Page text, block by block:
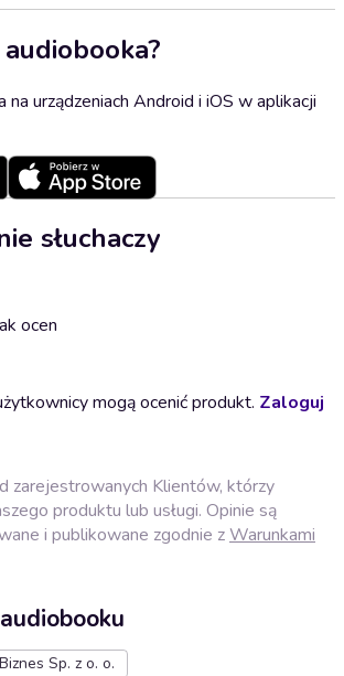
audiobooka?
na urządzeniach Android i iOS w aplikacji
słuchaczy
ocen
mogą ocenić produkt. Zaloguj
zarejestrowanych Klientów, którzy
produktu lub usługi. Opinie są
i publikowane zgodnie zWarunkami
Sp. z o. o.